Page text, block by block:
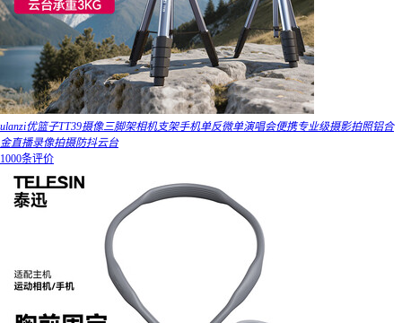
ulanzi优篮子TT39摄像三脚架相机支架手机单反微单演唱会便携专业级摄影拍照铝合
金直播录像拍摄防抖云台
1000条评价